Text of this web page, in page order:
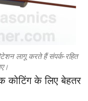
लागू करते हैं संपर्क-रहित
कोटिंग के लिए बेहतर